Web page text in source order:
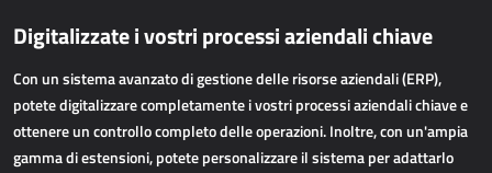
AllForEcommerce
AllForNextGen
AllForWeb
Digitalizzate i vostri processi aziendali chiave
Con un sistema avanzato di gestione delle risorse aziendali (ERP),
potete digitalizzare completamente i vostri processi aziendali chiave e
ottenere un controllo completo delle operazioni. Inoltre, con un'ampia
gamma di estensioni, potete personalizzare il sistema per adattarlo